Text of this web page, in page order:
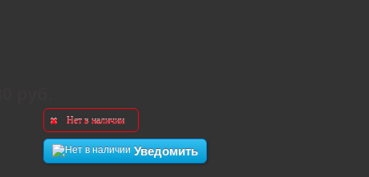
Нет в наличии
Уведомить